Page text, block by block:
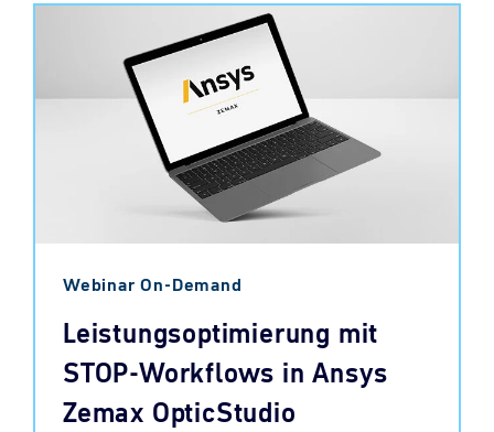
Webinar On-Demand
Leistungsoptimierung mit
STOP-Workflows in Ansys
Zemax OpticStudio